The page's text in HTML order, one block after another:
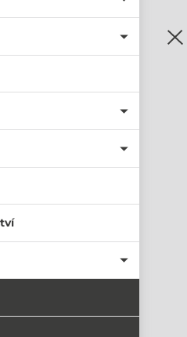
PŘIHLÁSIT SE
nastavit nové heslo